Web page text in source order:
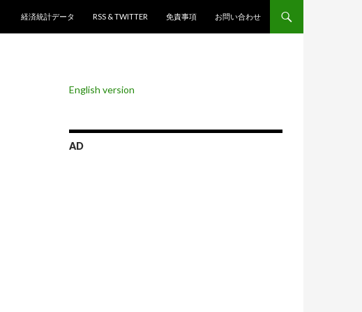
経済統計データ
RSS & TWITTER 免責事項 お問い合わせ
English version
AD